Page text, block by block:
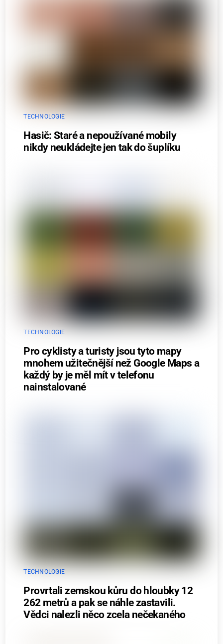
TECHNOLOGIE
Hasič: Staré a nepoužívané mobily
nikdy neukládejte jen tak do šuplíku
TECHNOLOGIE
Pro cyklisty a turisty jsou tyto mapy
mnohem užitečnější než Google Maps a
každý by je měl mít v telefonu
nainstalované
TECHNOLOGIE
Provrtali zemskou kůru do hloubky 12
262 metrů a pak se náhle zastavili.
Vědci nalezli něco zcela nečekaného